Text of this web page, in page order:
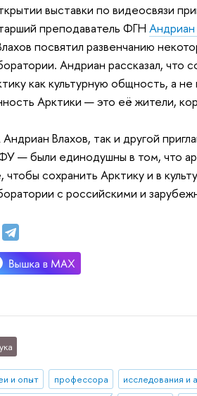
выставки по видеосвязи
преподаватель ФГНАндриан
посвятил развенчанию
Андриан рассказал, что
как культурную общность, а
Арктики — это её жители,
Андриан Влахов, так и другой
— были единодушны в том, что
чтобы сохранить Арктику и в
с российскими и
и опыт профессора исследования и